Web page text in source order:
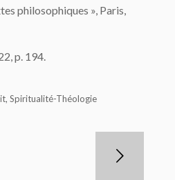
philosophiques », Paris,
p. 194.
, Spiritualité-Théologie